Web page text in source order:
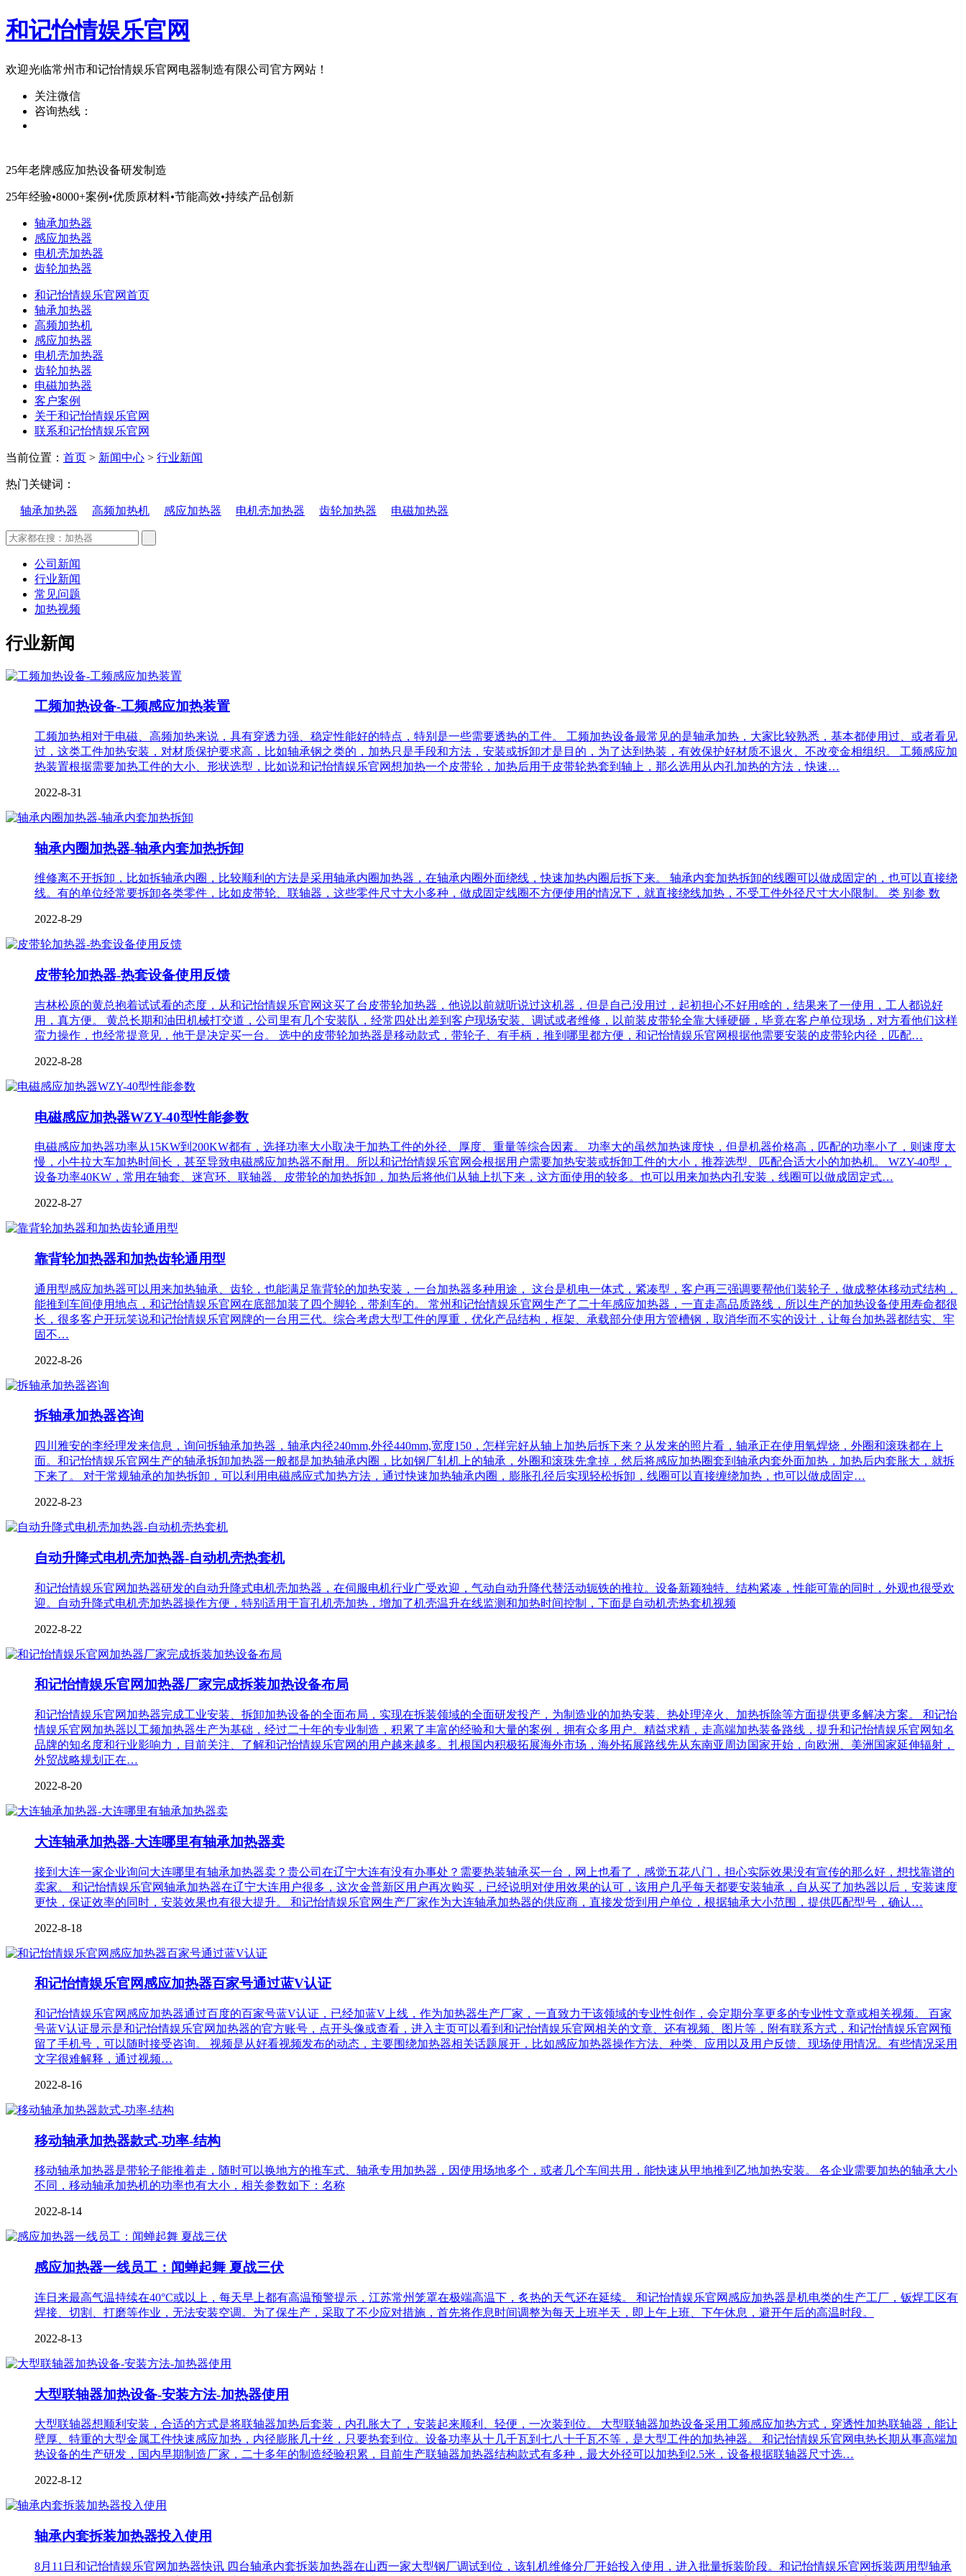
和记怡情娱乐官网
欢迎光临常州市和记怡情娱乐官网电器制造有限公司官方网站！
关注微信
咨询热线：
25年老牌感应加热设备研发制造
25年经验•8000+案例 •优质原材料•节能高效•持续产品创新
轴承加热器
感应加热器
电机壳加热器
齿轮加热器
和记怡情娱乐官网首页
轴承加热器
高频加热机
感应加热器
电机壳加热器
齿轮加热器
电磁加热器
客户案例
关于和记怡情娱乐官网
联系和记怡情娱乐官网
当前位置： 首页 > 新闻中心 > 行业新闻
热门关键词：
轴承加热器 高频加热机 感应加热器 电机壳加热器 齿轮加热器 电磁加热器
公司新闻
行业新闻
常见问题
加热视频
行业新闻
工频加热设备-工频感应加热装置
工频加热相对于电磁、高频加热来说，具有穿透力强、稳定性能好的特点，特别是一些需要透热的工件。 工频加热设备最常见的是轴承加热，大家比较熟悉，基本都使用过、或者看见
过，这类工件加热安装，对材质保护要求高，比如轴承钢之类的，加热只是手段和方法，安装或拆卸才是目的，为了达到热装，有效保护好材质不退火、不改变金相组织。 工频感应加
热装置根据需要加热工件的大小、形状选型，比如说和记怡情娱乐官网想加热一个皮带轮，加热后用于皮带轮热套到轴上，那么选用从内孔加热的方法，快速…
2022-8-31
轴承内圈加热器-轴承内套加热拆卸
维修离不开拆卸，比如拆轴承内圈，比较顺利的方法是采用轴承内圈加热器，在轴承内圈外面绕线，快速加热内圈后拆下来。 轴承内套加热拆卸的线圈可以做成固定的，也可以直接绕
线。有的单位经常要拆卸各类零件，比如皮带轮、联轴器，这些零件尺寸大小多种，做成固定线圈不方便使用的情况下，就直接绕线加热，不受工件外径尺寸大小限制。 类 别参 数
2022-8-29
皮带轮加热器-热套设备使用反馈
吉林松原的黄总抱着试试看的态度，从和记怡情娱乐官网这买了台皮带轮加热器，他说以前就听说过这机器，但是自己没用过，起初担心不好用啥的，结果来了一使用，工人都说好
用，真方便。 黄总长期和油田机械打交道，公司里有几个安装队，经常四处出差到客户现场安装、调试或者维修，以前装皮带轮全靠大锤硬砸，毕竟在客户单位现场，对方看他们这样
蛮力操作，也经常提意见，他于是决定买一台。 选中的皮带轮加热器是移动款式，带轮子、有手柄，推到哪里都方便，和记怡情娱乐官网根据他需要安装的皮带轮内径，匹配…
2022-8-28
电磁感应加热器WZY-40型性能参数
电磁感应加热器功率从15KW到200KW都有，选择功率大小取决于加热工件的外径、厚度、重量等综合因素。 功率大的虽然加热速度快，但是机器价格高，匹配的功率小了，则速度太
慢，小牛拉大车加热时间长，甚至导致电磁感应加热器不耐用。所以和记怡情娱乐官网会根据用户需要加热安装或拆卸工件的大小，推荐选型、匹配合适大小的加热机。 WZY-40型，
设备功率40KW，常用在轴套、迷宫环、联轴器、皮带轮的加热拆卸，加热后将他们从轴上扒下来，这方面使用的较多。也可以用来加热内孔安装，线圈可以做成固定式…
2022-8-27
靠背轮加热器和加热齿轮通用型
通用型感应加热器可以用来加热轴承、齿轮，也能满足靠背轮的加热安装，一台加热器多种用途， 这台是机电一体式，紧凑型，客户再三强调要帮他们装轮子，做成整体移动式结构，
能推到车间使用地点，和记怡情娱乐官网在底部加装了四个脚轮，带刹车的。 常州和记怡情娱乐官网生产了二十年感应加热器，一直走高品质路线，所以生产的加热设备使用寿命都很
长，很多客户开玩笑说和记怡情娱乐官网牌的一台用三代。综合考虑大型工件的厚重，优化产品结构，框架、承载部分使用方管槽钢，取消华而不实的设计，让每台加热器都结实、牢
固不…
2022-8-26
拆轴承加热器咨询
四川雅安的李经理发来信息，询问拆轴承加热器，轴承内径240mm,外径440mm,宽度150，怎样完好从轴上加热后拆下来？从发来的照片看，轴承正在使用氧焊烧，外圈和滚珠都在上
面。和记怡情娱乐官网生产的轴承拆卸加热器一般都是加热轴承内圈，比如钢厂轧机上的轴承，外圈和滚珠先拿掉，然后将感应加热圈套到轴承内套外面加热，加热后内套胀大，就拆
下来了。 对于常规轴承的加热拆卸，可以利用电磁感应式加热方法，通过快速加热轴承内圈，膨胀孔径后实现轻松拆卸，线圈可以直接缠绕加热，也可以做成固定…
2022-8-23
自动升降式电机壳加热器-自动机壳热套机
和记怡情娱乐官网加热器研发的自动升降式电机壳加热器，在伺服电机行业广受欢迎，气动自动升降代替活动轭铁的推拉。设备新颖独特、结构紧凑，性能可靠的同时，外观也很受欢
迎。自动升降式电机壳加热器操作方便，特别适用于盲孔机壳加热，增加了机壳温升在线监测和加热时间控制，下面是自动机壳热套机视频
2022-8-22
和记怡情娱乐官网加热器厂家完成拆装加热设备布局
和记怡情娱乐官网加热器完成工业安装、拆卸加热设备的全面布局，实现在拆装领域的全面研发投产，为制造业的加热安装、热处理淬火、加热拆除等方面提供更多解决方案。 和记怡
情娱乐官网加热器以工频加热器生产为基础，经过二十年的专业制造，积累了丰富的经验和大量的案例，拥有众多用户。精益求精，走高端加热装备路线，提升和记怡情娱乐官网知名
品牌的知名度和行业影响力，目前关注、了解和记怡情娱乐官网的用户越来越多。扎根国内积极拓展海外市场，海外拓展路线先从东南亚周边国家开始，向欧洲、美洲国家延伸辐射，
外贸战略规划正在…
2022-8-20
大连轴承加热器-大连哪里有轴承加热器卖
接到大连一家企业询问大连哪里有轴承加热器卖？贵公司在辽宁大连有没有办事处？需要热装轴承买一台，网上也看了，感觉五花八门，担心实际效果没有宣传的那么好，想找靠谱的
卖家。 和记怡情娱乐官网轴承加热器在辽宁大连用户很多，这次金普新区用户再次购买，已经说明对使用效果的认可，该用户几乎每天都要安装轴承，自从买了加热器以后，安装速度
更快，保证效率的同时，安装效果也有很大提升。 和记怡情娱乐官网生产厂家作为大连轴承加热器的供应商，直接发货到用户单位，根据轴承大小范围，提供匹配型号，确认…
2022-8-18
和记怡情娱乐官网感应加热器百家号通过蓝V认证
和记怡情娱乐官网感应加热器通过百度的百家号蓝V认证，已经加蓝V上线，作为加热器生产厂家，一直致力于该领域的专业性创作，会定期分享更多的专业性文章或相关视频。 百家
号蓝V认证显示是和记怡情娱乐官网加热器的官方账号，点开头像或查看，进入主页可以看到和记怡情娱乐官网相关的文章、还有视频、图片等，附有联系方式，和记怡情娱乐官网预
留了手机号，可以随时接受咨询。 视频是从好看视频发布的动态，主要围绕加热器相关话题展开，比如感应加热器操作方法、种类、应用以及用户反馈、现场使用情况。有些情况采用
文字很难解释，通过视频…
2022-8-16
移动轴承加热器款式-功率-结构
移动轴承加热器是带轮子能推着走，随时可以换地方的推车式、轴承专用加热器，因使用场地多个，或者几个车间共用，能快速从甲地推到乙地加热安装。 各企业需要加热的轴承大小
不同，移动轴承加热机的功率也有大小，相关参数如下：名称
2022-8-14
感应加热器一线员工：闻蝉起舞 夏战三伏
连日来最高气温持续在40°C或以上，每天早上都有高温预警提示，江苏常州笼罩在极端高温下，炙热的天气还在延续。 和记怡情娱乐官网感应加热器是机电类的生产工厂，钣焊工区有
焊接、切割、打磨等作业，无法安装空调。为了保生产，采取了不少应对措施，首先将作息时间调整为每天上班半天，即上午上班、下午休息，避开午后的高温时段。
2022-8-13
大型联轴器加热设备-安装方法-加热器使用
大型联轴器想顺利安装，合适的方式是将联轴器加热后套装，内孔胀大了，安装起来顺利、轻便，一次装到位。 大型联轴器加热设备采用工频感应加热方式，穿透性加热联轴器，能让
壁厚、特重的大型金属工件快速感应加热，内径膨胀几十丝，只要热套到位。设备功率从十几千瓦到七八十千瓦不等，是大型工件的加热神器。 和记怡情娱乐官网电热长期从事高端加
热设备的生产研发，国内早期制造厂家，二十多年的制造经验积累，目前生产联轴器加热器结构款式有多种，最大外径可以加热到2.5米，设备根据联轴器尺寸选…
2022-8-12
轴承内套拆装加热器投入使用
8月11日和记怡情娱乐官网加热器快讯 四台轴承内套拆装加热器在山西一家大型钢厂调试到位，该轧机维修分厂开始投入使用，进入批量拆装阶段。和记怡情娱乐官网拆装两用型轴承